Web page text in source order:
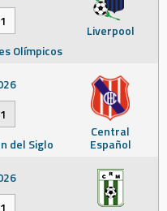
Liverpool
1
Olímpicos
Central
Español
1
del Siglo
1